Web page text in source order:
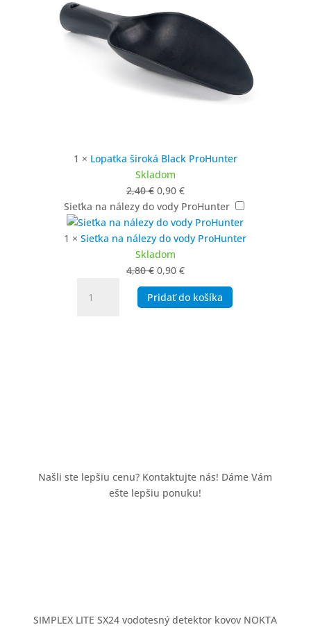
1 × Lopatka široká Black ProHunter
Skladom
2,40€ Pôvodná
cena
bola:
2,40 €.
0,90 €Aktuálna
cena
je:
0,90 €.
Sieťka na nálezy do vody ProHunter
1 ×Sieťka na nálezy do vody ProHunter
Skladom
4,80€ Pôvodná
cena
bola:
0,90 €Aktuálna
cena
je:
SIMPLEX
Pridať do košíka
Našli ste lepšiu cenu? Kontaktujte nás! Dáme Vám
ešte lepšiu ponuku!
SIMPLEX LITE SX24 vodotesný detektor kovov NOKTA